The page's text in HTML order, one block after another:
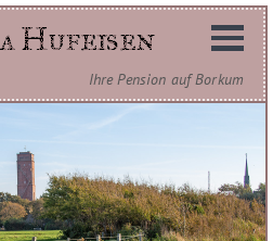
Hufeisen
Ihre Pension auf Borkum